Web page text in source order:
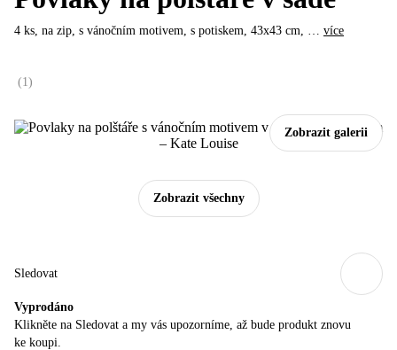
Zobrazit galerii
Zobrazit všechny
4 ks, na zip, s vánočním motivem, s potiskem, 43x43 cm, … více
(1 )
Sledovat
Vyprodáno
Klikněte na Sledovat a my vás upozorníme, až bude produkt znovu
ke koupi.